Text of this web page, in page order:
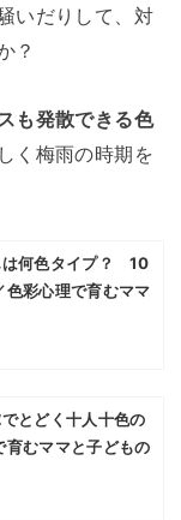
いだりして、対
？
も発散できる色
く梅雨の時期を
は何色タイプ？ 10
色彩心理で育むママ
とどく十人十色の
育むママと子どもの